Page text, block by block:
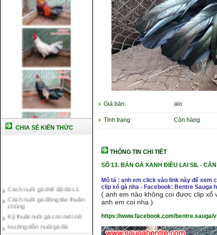
CHIA SẺ KIẾN THỨC
Cách nuôi gà đông tảo thuần
chủng
Kỹ thuật nuôi gà con mới nở
Hướng dẫn nuôi gà đá
Tại sao bạn cần biết cách nuôi
Giá bán: alo
Tình trạng: Còn hàng
THÔNG TIN CHI TIẾT
SỐ 13.BÁN GÀ XANH ĐIỀU LAI SIL -
Mô tả : anh em click vào link này để xem
clip xổ gà nha - Facebook: Bentre Sauga
( anh em nào không coi được clip xổ
anh em coi nha )
https://www.facebook.com/bentre.sauga/